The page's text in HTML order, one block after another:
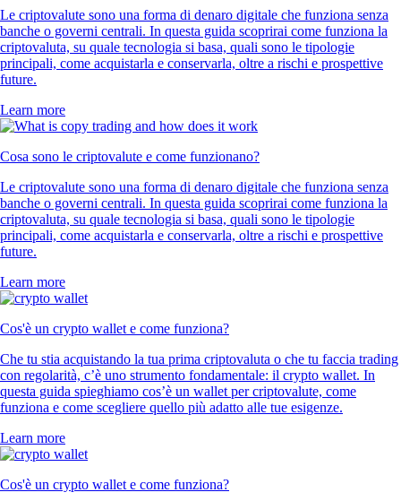
Le criptovalute sono una forma di denaro digitale che funziona senza
banche o governi centrali. In questa guida scoprirai come funziona la
criptovaluta, su quale tecnologia si basa, quali sono le tipologie
principali, come acquistarla e conservarla, oltre a rischi e prospettive
future.
Learn more
Cosa sono le criptovalute e come funzionano?
Le criptovalute sono una forma di denaro digitale che funziona senza
banche o governi centrali. In questa guida scoprirai come funziona la
criptovaluta, su quale tecnologia si basa, quali sono le tipologie
principali, come acquistarla e conservarla, oltre a rischi e prospettive
future.
Learn more
Cos'è un crypto wallet e come funziona?
Che tu stia acquistando la tua prima criptovaluta o che tu faccia trading
con regolarità, c’è uno strumento fondamentale: il crypto wallet. In
questa guida spieghiamo cos’è un wallet per criptovalute, come
funziona e come scegliere quello più adatto alle tue esigenze.
Learn more
Cos'è un crypto wallet e come funziona?